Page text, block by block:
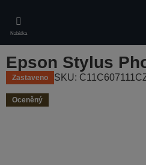
main
content
Nabídka
Epson Stylus
Zastaveno SKU:
Oceněný